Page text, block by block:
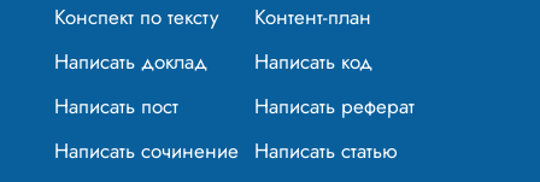
Конспект по тексту
Контент-план
Написать доклад
Написать код
Написать пост
Написать реферат
Написать сочинение Написать статью